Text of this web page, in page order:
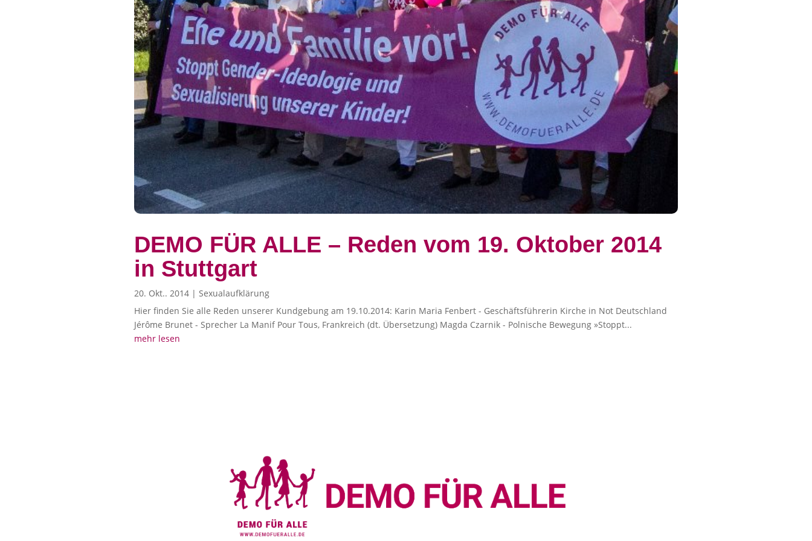
DEMO FÜR ALLE – Reden vom 19. Oktober 2014
in Stuttgart
20. Okt.. 2014 | Sexualaufklärung
Hier finden Sie alle Reden unserer Kundgebung am 19.10.2014: Karin Maria Fenbert - Geschäftsführerin Kirche in Not Deutschland
Jérôme Brunet - Sprecher La Manif Pour Tous, Frankreich (dt. Übersetzung) Magda Czarnik - Polnische Bewegung »Stoppt...
mehr lesen